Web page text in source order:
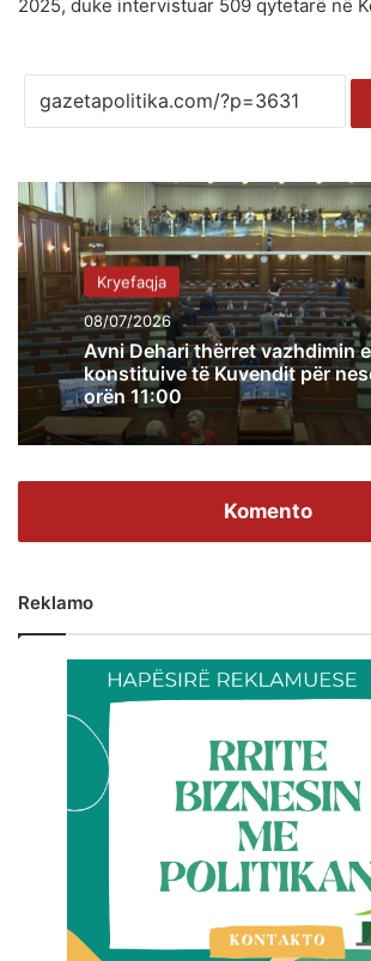
2025, duke intervistuar 509 qytetarë në
Kryefaqja
08/07/2026
Avni Dehari thërret vazhdimin
konstituive të Kuvendit për
orën 11:00
Komento
Reklamo